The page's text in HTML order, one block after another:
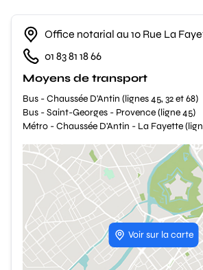
Office notarial au 10 Rue La
01 83 81 18 66
Moyens de transport
Bus - Chaussée D'Antin (lignes 45, 32 et 68)
Bus - Saint-Georges - Provence (ligne 45)
Métro - Chaussée D'Antin - La Fayette
Voir sur la carte